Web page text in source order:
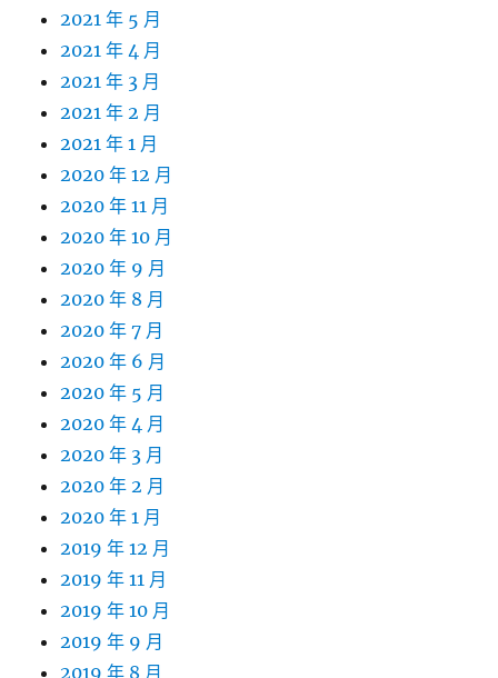
2021 年 5 月
2021 年 4 月
2021 年 3 月
2021 年 2 月
2021 年 1 月
2020 年 12 月
2020 年 11 月
2020 年 10 月
2020 年 9 月
2020 年 8 月
2020 年 7 月
2020 年 6 月
2020 年 5 月
2020 年 4 月
2020 年 3 月
2020 年 2 月
2020 年 1 月
2019 年 12 月
2019 年 11 月
2019 年 10 月
2019 年 9 月
2019 年 8 月